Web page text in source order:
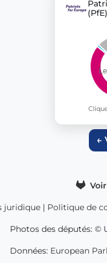
(PfE)
←
juridique | Politique de
Photos des députés: ©
Données: European